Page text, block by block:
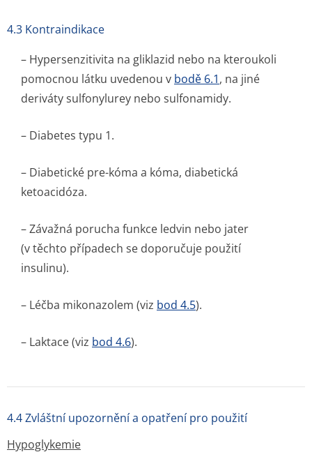
4.3 Kontraindikace
– Hypersenzitivita na gliklazid nebo na kteroukoli
pomocnou látku uvedenou v bodě 6.1, na jiné
deriváty sulfonylurey nebo sulfonamidy.
– Diabetes typu 1.
– Diabetické pre-kóma a kóma, diabetická
ketoacidóza.
– Závažná porucha funkce ledvin nebo jater
(v těchto případech se doporučuje použití
insulinu).
– Léčba mikonazolem (viz bod 4.5).
– Laktace (viz bod 4.6).
4.4 Zvláštní upozornění a opatření pro použití
Hypoglykemie